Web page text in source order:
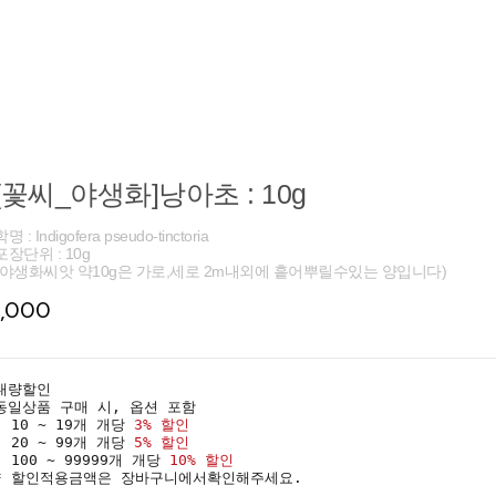
씨_야생화]낭아초 : 10g
명 : Indigofera pseudo-tinctoria
장단위 : 10g
생화씨앗 약10g은 가로,세로 2m내외에 흩어뿌릴수있는 양입니다)
량할인
일상품 구매 시, 옵션 포함
10 ~ 19개 개당 3% 할인
20 ~ 99개 개당 5% 할인
100 ~ 99999개 개당 10% 할인
할인적용금액은 장바구니에서확인해주세요.